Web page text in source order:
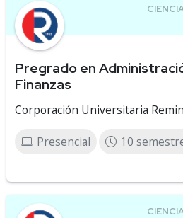
Pregrado en
Finanzas
Corporación Universitaria
Presencial 10